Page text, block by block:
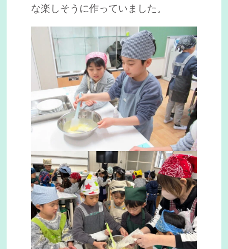
な楽しそうに作っていました。